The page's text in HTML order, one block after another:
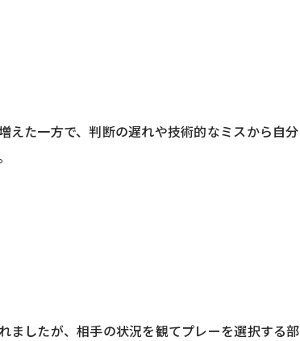
えた一方で、判断の遅れや技術的なミスから自分
ましたが、相手の状況を観てプレーを選択する部